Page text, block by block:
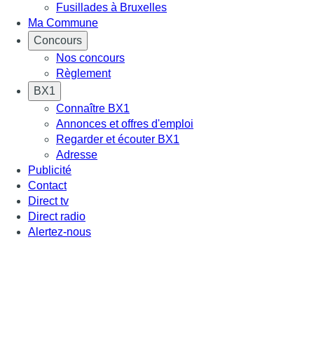
Fusillades à Bruxelles
Ma Commune
Concours
Nos concours
Règlement
BX1
Connaître BX1
Annonces et offres d'emploi
Regarder et écouter BX1
Adresse
Publicité
Contact
Direct tv
Direct radio
Alertez-nous